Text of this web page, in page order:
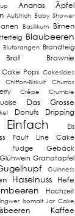
Ananas
Äpfel
Aufstrich Baby Shower
Basilikum Birnen
Blaubeeren
Blutorangen Brandteig
Brot Brownie
Cake Pops Cakesicles
Chiffon-Biskuit
Churros
Crêpe Crumble
Das Grosse
Donuts
Dripping
Einfach Eis
Fault Line Cake
Fudge Gebäck
Glühwein Granatapfel
Guinness
Haselnuss
Hefe
Hochzeit
Ingwer Isomalt Jar Cake
Kaffee